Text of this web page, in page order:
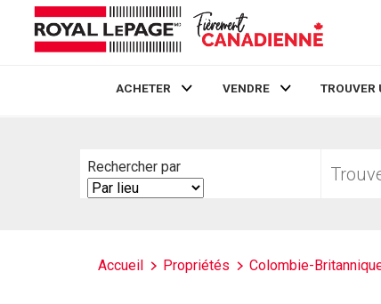
ACHETER VENDRE TROUVER
Rechercher par
Search
By
votre
Accueil Propriétés Colombie-